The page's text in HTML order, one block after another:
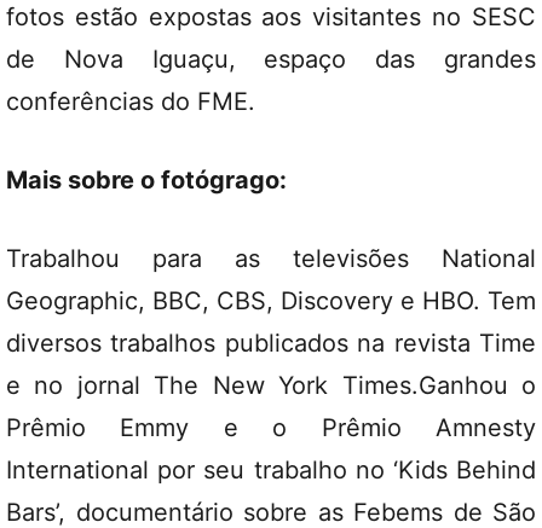
fotos estão expostas aos visitantes no SESC
de Nova Iguaçu, espaço das grandes
conferências do FME.
Mais sobre o fotógrago:
Trabalhou para as televisões National
Geographic, BBC, CBS, Discovery e HBO. Tem
diversos trabalhos publicados na revista Time
e no jornal The New York Times.Ganhou o
Prêmio Emmy e o Prêmio Amnesty
International por seu trabalho no ‘Kids Behind
Bars’, documentário sobre as Febems de São